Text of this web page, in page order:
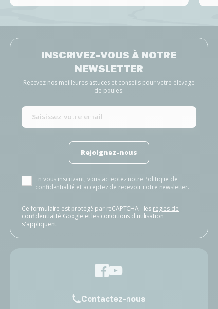
INSCRIVEZ-VOUS À NOTRE
NEWSLETTER
Recevez nos meilleures astuces et conseils pour votre élevage
de poules.
Rejoignez-nous
En vous inscrivant, vous acceptez notre Politique de
confidentialité et acceptez de recevoir notre newsletter.
Ce formulaire est protégé par reCAPTCHA - les règles de
confidentialité Google et les conditions d'utilisation
s'appliquent.
Contactez-nous